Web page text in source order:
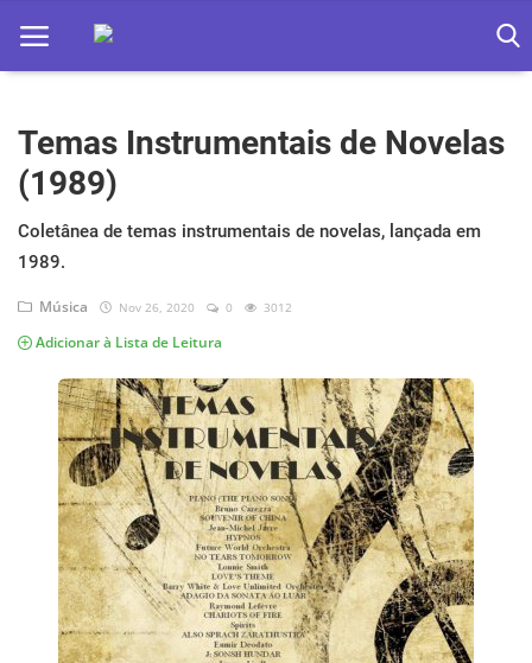
Home
Apps
Ebooks
Web
Música
Jogos hoje na TV
Temas Instrumentais de Novelas
(1989)
Coletânea de temas instrumentais de novelas, lançada em
1989.
Música Nov 26, 2020 0 3012
Adicionar à Lista de Leitura